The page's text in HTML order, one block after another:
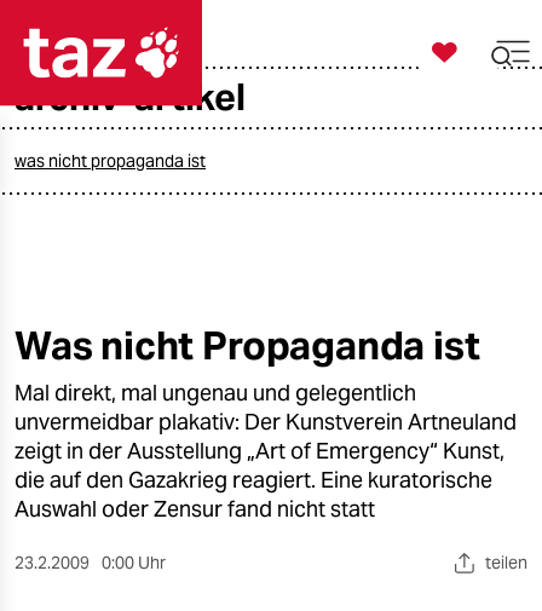
öko
gesellschaft
kultur
sport

taz zahl ich
archiv-artikel
was nicht propaganda ist
Was nicht Propaganda ist
Mal direkt, mal ungenau und gelegentlich
unvermeidbar plakativ: Der Kunstverein Artneuland
zeigt in der Ausstellung „Art of Emergency“ Kunst,
die auf den Gazakrieg reagiert. Eine kuratorische
Auswahl oder Zensur fand nicht statt
23.2.2009 0:00 Uhr teilen